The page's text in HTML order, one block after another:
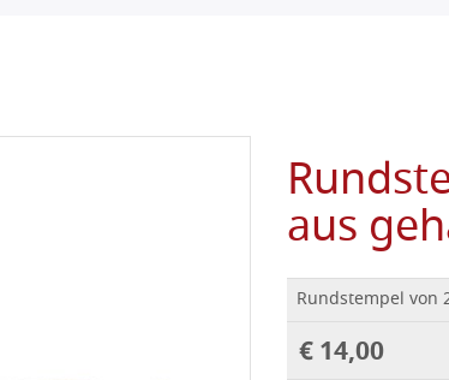
aus
Rundstempel von
€ 14,00